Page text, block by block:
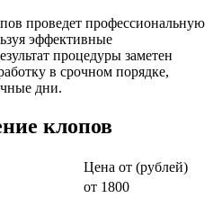
проведет профессиональную
эффективные
процедуры заметен
в срочном порядке,
дни.
клопов
Цена от (рублей)
от 1800